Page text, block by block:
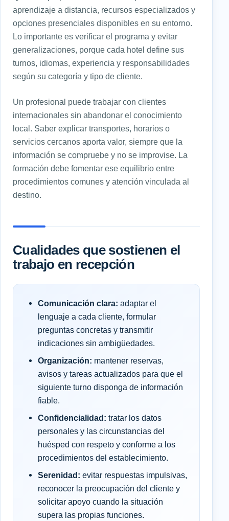
aprendizaje a distancia, recursos especializados y
opciones presenciales disponibles en su entorno.
Lo importante es verificar el programa y evitar
generalizaciones, porque cada hotel define sus
turnos, idiomas, experiencia y responsabilidades
según su categoría y tipo de cliente.
Un profesional puede trabajar con clientes
internacionales sin abandonar el conocimiento
local. Saber explicar transportes, horarios o
servicios cercanos aporta valor, siempre que la
información se compruebe y no se improvise. La
formación debe fomentar ese equilibrio entre
procedimientos comunes y atención vinculada al
destino.
Cualidades que sostienen el
trabajo en recepción
Comunicación clara: adaptar el
lenguaje a cada cliente, formular
preguntas concretas y transmitir
indicaciones sin ambigüedades.
Organización: mantener reservas,
avisos y tareas actualizados para que el
siguiente turno disponga de información
fiable.
Confidencialidad: tratar los datos
personales y las circunstancias del
huésped con respeto y conforme a los
procedimientos del establecimiento.
Serenidad: evitar respuestas impulsivas,
reconocer la preocupación del cliente y
solicitar apoyo cuando la situación
supera las propias funciones.